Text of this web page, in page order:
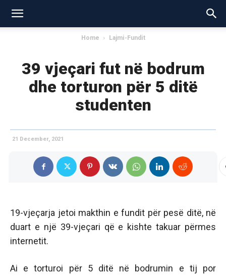
Home Lajmi-Fundit
39 vjeçari fut në bodrum
dhe torturon për 5 ditë
studenten
21 December, 2021
19-vjeçarja jetoi makthin e fundit për pesë ditë, në
duart e një 39-vjeçari që e kishte takuar përmes
internetit.
Ai e torturoi për 5 ditë në bodrumin e tij por